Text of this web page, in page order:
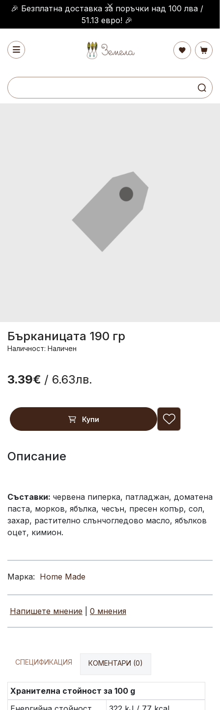
🎉 Безплатна доставка за поръчки над 100 лва /
51.13 евро! 🎉
Бърканицата 190 гр
Наличност: Наличен
3.39€ / 6.63лв.
Купи
Описание
Съставки: червена пиперка, патладжан, доматена
паста, морков, ябълка, чесън, пресен копър, сол,
захар, растително слънчогледово масло, ябълков
оцет, кимион.
Марка: Home Made
Напишете мнение 0 мнения
СПЕЦИФИКАЦИЯ КОМЕНТАРИ (0)
Хранителна стойност за 100 g